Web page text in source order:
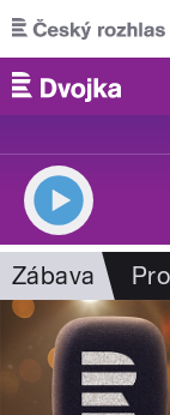
Přejít k hlavnímu
Zábava